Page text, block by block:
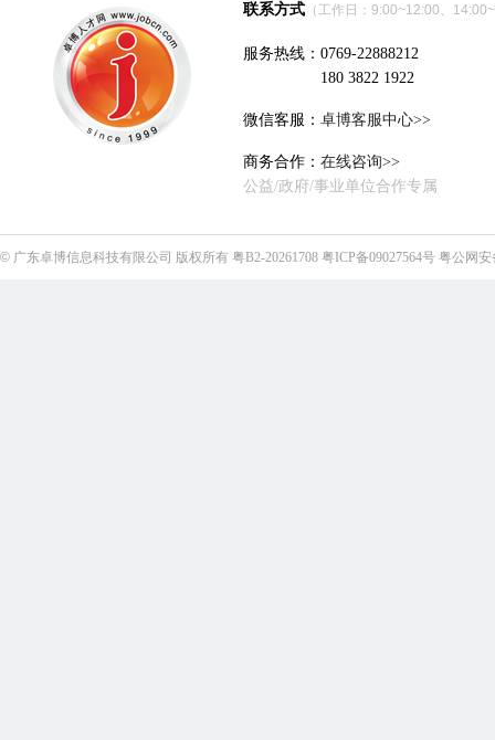
联系方式 （工作日：9:00~12:00、
服务热线：0769-22888212
180 3822 1922
微信客服： 卓博客服中心>>
商务合作： 在线咨询>>
公益/政府/事业单位合作专属
© 广东卓博信息科技有限公司 版权所有 粤B2-20261708 粤ICP备09027564号 粤公网安